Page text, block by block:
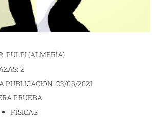
PULPI (ALMERÍA)
2
PUBLICACIÓN: 23/06/2021
PRUEBA:
FÍSICAS